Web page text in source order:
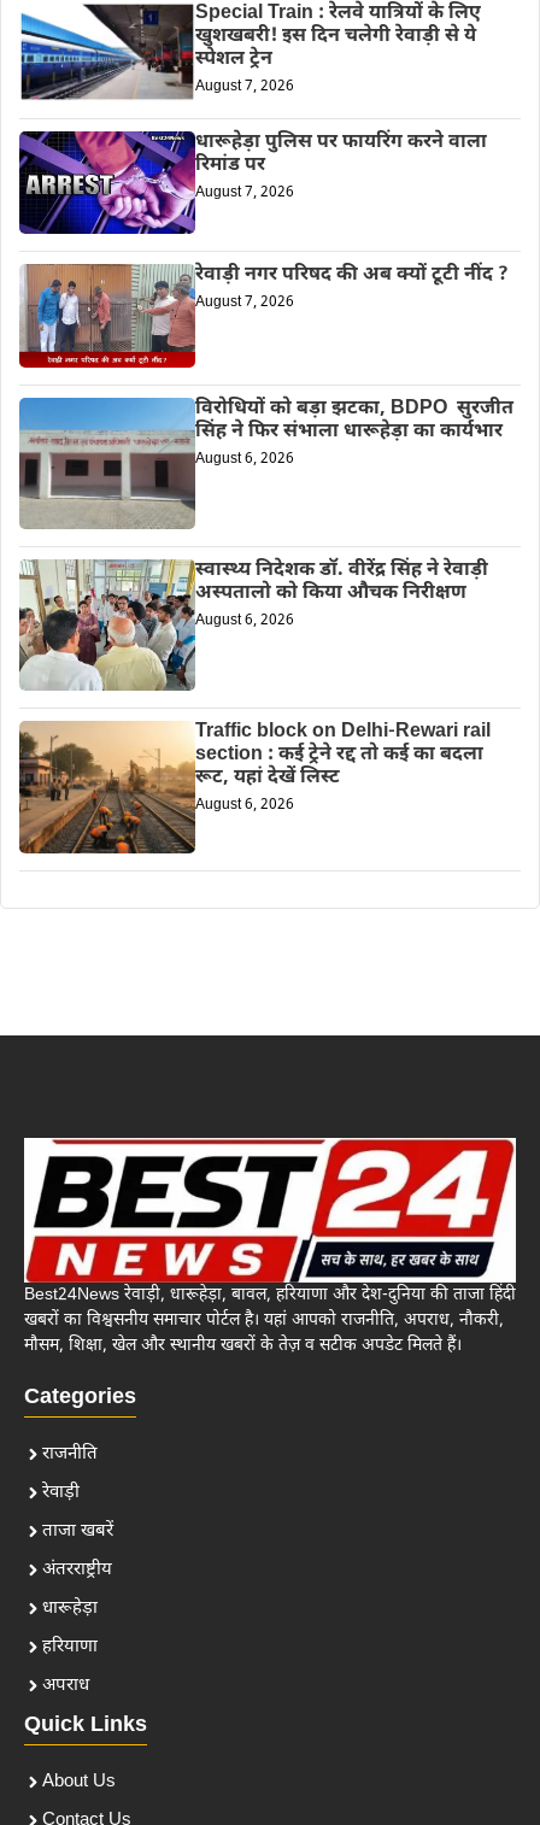
Special Train : रेलवे यात्रियों के लिए
खुशखबरी! इस दिन चलेगी रेवाड़ी से ये
स्पेशल ट्रेन
August 7, 2026
धारूहेड़ा पुलिस पर फायरिंग करने वाला
रिमांड पर
August 7, 2026
रेवाड़ी नगर परिषद की अब क्यों टूटी नींद ?
August 7, 2026
विरोधियों को बड़ा झटका, BDPO सुरजीत
सिंह ने फिर संभाला धारूहेड़ा का कार्यभार
August 6, 2026
स्वास्थ्य निदेशक डॉ. वीरेंद्र सिंह ने रेवाड़ी
अस्पतालो को किया औचक निरीक्षण
August 6, 2026
Traffic block on Delhi-Rewari rail
section : कई ट्रेने रद्द तो कई का बदला
रूट, यहां देखें लिस्ट
August 6, 2026
Best24News रेवाड़ी, धारूहेड़ा, बावल, हरियाणा और देश-दुनिया की ताजा हिंदी
खबरों का विश्वसनीय समाचार पोर्टल है। यहां आपको राजनीति, अपराध, नौकरी,
मौसम, शिक्षा, खेल और स्थानीय खबरों के तेज़ व सटीक अपडेट मिलते हैं।
Categories
राजनीति
रेवाड़ी
ताजा खबरें
अंतरराष्ट्रीय
धारूहेड़ा
हरियाणा
अपराध
Quick Links
About Us